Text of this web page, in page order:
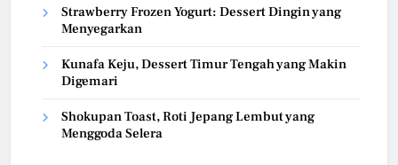
Strawberry Frozen Yogurt: Dessert Dingin yang
Menyegarkan
Kunafa Keju, Dessert Timur Tengah yang Makin
Digemari
Shokupan Toast, Roti Jepang Lembut yang
Menggoda Selera